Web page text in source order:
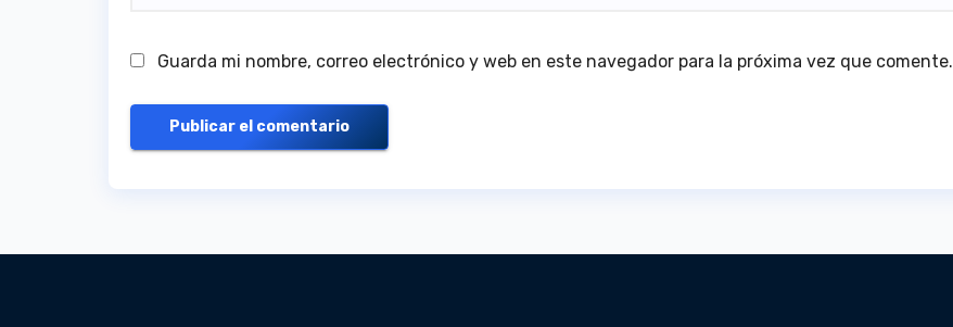
Guarda mi nombre, correo electrónico y web en este navegador para la próxima vez que comente.